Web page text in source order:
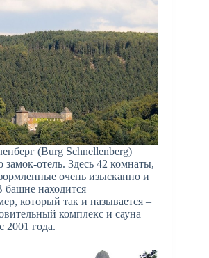
(Burg Schnellenberg)
отель. Здесь 42 комнаты,
очень изысканно и
башне находится
который так и называется –
комплекс и сауна
2001 года.